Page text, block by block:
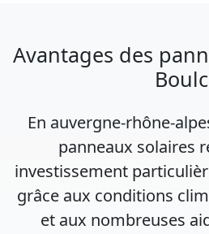
Avantages des
Boulc
En auvergne-rhône-
panneaux solaires
investissement
grâce aux conditions
et aux nombreuses